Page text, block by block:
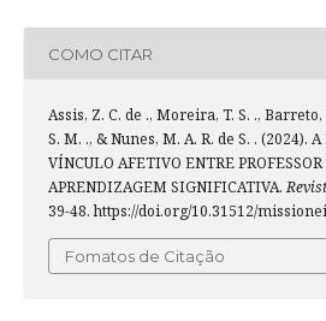
COMO CITAR
Assis, Z. C. de ., Moreira, T. S. ., Barreto,
S. M. ., & Nunes, M. A. R. de S. . (2024).
VÍNCULO AFETIVO ENTRE
APRENDIZAGEM SIGNIFICATIVA.
39-48. https://doi.org/10.31512/
Fomatos de Citação